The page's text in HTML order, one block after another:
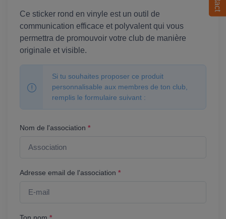
Ce sticker rond en vinyle est un outil de
communication efficace et polyvalent qui vous
permettra de promouvoir votre club de manière
originale et visible.
Si tu souhaites proposer ce produit
personnalisable aux membres de ton club,
remplis le formulaire suivant :
Nom de l'association *
Adresse email de l'association *
Ton nom *